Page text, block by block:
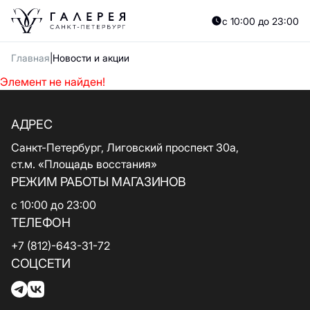
с 10:00 до 23:00
Главная Новости и акции
Элемент не найден!
АДРЕС
Санкт-Петербург, Лиговский проспект 30а,
ст.м. «Площадь восстания»
РЕЖИМ РАБОТЫ МАГАЗИНОВ
с 10:00 до 23:00
ТЕЛЕФОН
+7 (812)-643-31-72
СОЦСЕТИ